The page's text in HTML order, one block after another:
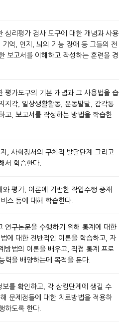
심리평가 검사 도구에 대한 개념과 사용
억, 인지, 뇌의 기능 장애 등 그들의 전
보고서를 이해하고 작성하는 훈련을 경
평가도구의 기본 개념과 그 사용법을 습
지각, 일상생활활동, 운동발달, 감각통
고, 보고서를 작성하는 방법을 학습한
, 사회정서의 구체적 발달단계 그리고
서 학습한다.
평가, 이론에 기반한 작업수행 중재
스 등에 대해 학습한다.
연구논문을 수행하기 위해 통계에 대한
에 대한 전반적인 이론을 학습하고, 자
방법의 이론을 배우고, 직접 통계 프로
력을 배양하는데 목적을 둔다.
를 확인하고, 각 삼킴단계에 생길 수
문제점들에 대한 치료방법을 적용하
하도록 한다.